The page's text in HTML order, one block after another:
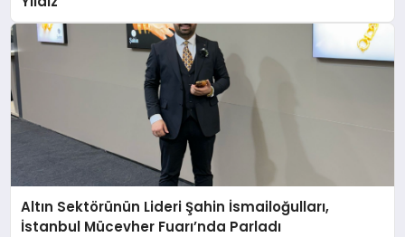
Altın Sektörünün Lideri Şahin İsmailoğulları,
İstanbul Mücevher Fuarı’nda Parladı ￼